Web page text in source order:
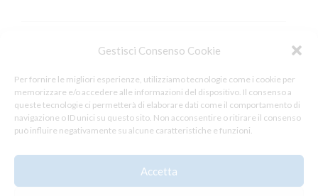
Gestisci Consenso Cookie
Per fornire le migliori esperienze, utilizziamo tecnologie come i cookie per
memorizzare e/o accedere alle informazioni del dispositivo. Il consenso a
queste tecnologie ci permetterà di elaborare dati come il comportamento di
navigazione o ID unici su questo sito. Non acconsentire o ritirare il consenso
può influire negativamente su alcune caratteristiche e funzioni.
Accetta
You must belogged into post a comment.